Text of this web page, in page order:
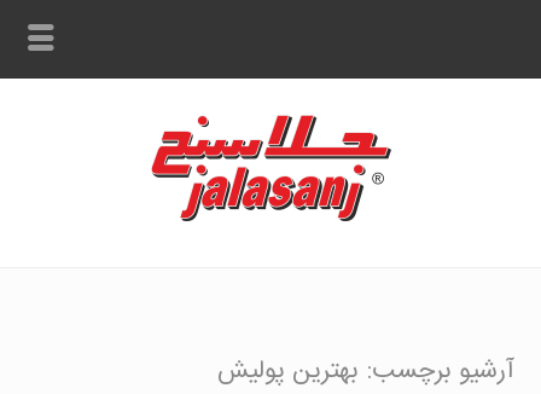
آرشیو برچسب: بهترین پولیش